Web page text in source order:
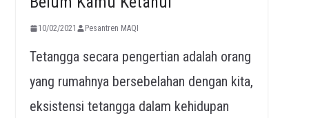
10/02/2021 Pesantren MAQI
Tetangga secara pengertian adalah orang
yang rumahnya bersebelahan dengan kita,
eksistensi tetangga dalam kehidupan